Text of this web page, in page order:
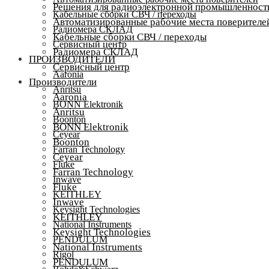
Кабельные сборки СВЧ / переходы
Радиомера СКЛАД
Сервисный центр
ПРОИЗВОДИТЕЛИ
Aaronia
Anritsu
BONN Elektronik
Boonton
Ceyear
Farran Technology
Fluke
Inwave
KEITHLEY
Keysight Technologies
National Instruments
PENDULUM
Rigol
Решения для радиоэлектронной
Автоматизированные рабочие места
Кабельные сборки СВЧ / переходы
Радиомера СКЛАД
Сервисный центр
Производители
Aaronia
Anritsu
BONN Elektronik
Boonton
Ceyear
Farran Technology
Fluke
Inwave
KEITHLEY
Keysight Technologies
National Instruments
PENDULUM